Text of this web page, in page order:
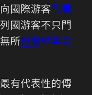
國際游客包養
國游客不只門
所包養網單次
有代表性的傳